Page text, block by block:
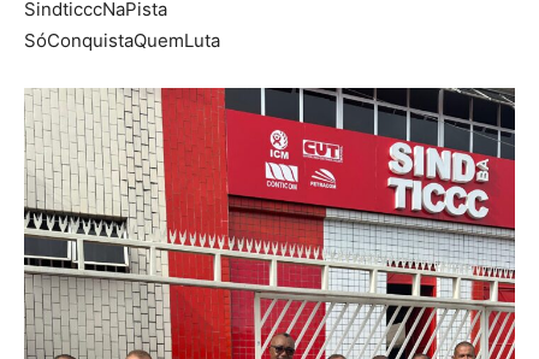
SindticccNaPista
SóConquistaQuemLuta